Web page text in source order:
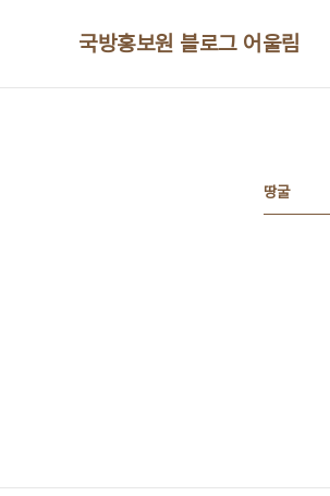
국방홍보원 블로그 어울림
땅굴